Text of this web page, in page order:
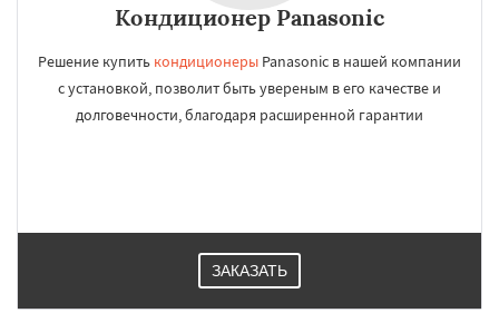
Кондиционер Panasonic
Решение купить кондиционеры Panasonic в нашей компании
с установкой, позволит быть увереным в его качестве и
долговечности, благодаря расширенной гарантии
ЗАКАЗАТЬ